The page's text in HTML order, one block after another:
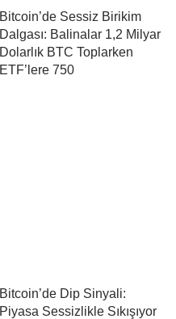
Bitcoin’de Sessiz Birikim
Dalgası: Balinalar 1,2 Milyar
Dolarlık BTC Toplarken
ETF’lere 750
Bitcoin’de Dip Sinyali:
Piyasa Sessizlikle Sıkışıyor